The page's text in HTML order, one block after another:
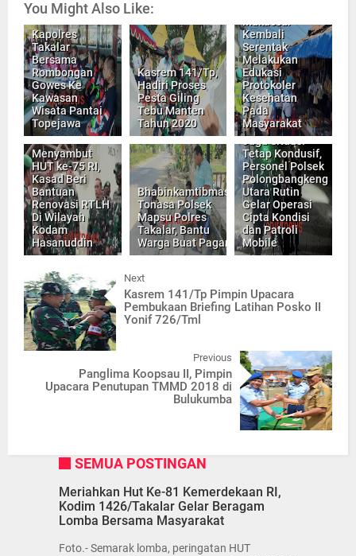
You Might Also Like:
Kapolres
Takalar
Bersama
Rombongan
Gowes Ke
Kawasan
Wisata Pantai
Topejawa
Kasrem 141/Tp,
Hadiri Proses
Pesta Giling
Tebu Manten
Tahun 2020
Kembali
Serentak
Melakukan
Edukasi
Protokoler
Kesehatan
Pada
Masyarakat
Menyambut
HUT ke-75 RI,
Kasad Beri
Bantuan
Renovasi RTLH
Di Wilayah
Kodam
Hasanuddin
Bhabinkamtibmas
Tonasa Polsek
Mapsu Polres
Takalar, Bantu
Warga Buat Pagar
Tetap Kondusif,
Personel Polsek
Polongbangkeng
Utara Rutin
Gelar Operasi
Cipta Kondisi
dan Patroli
Mobile
Next
Kasrem 141/Tp Pimpin Upacara
Pembukaan Briefing Latihan Posko II
Yonif 726/Tml
Previous
Panglima Koopsau II, Pimpin
Upacara Penutupan TMMD 2018 di
Bulukumba
SEMUA POSTINGAN
Meriahkan Hut Ke-81 Kemerdekaan RI,
Kodim 1426/Takalar Gelar Beragam
Lomba Bersama Masyarakat
Foto.- Semarak lomba, peringatan HUT